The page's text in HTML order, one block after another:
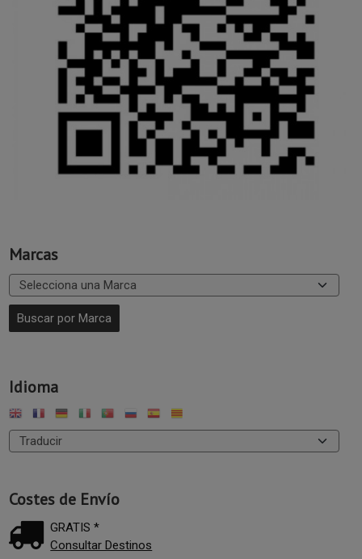
Marcas
Idioma
Costes de Envío
GRATIS *
Consultar Destinos